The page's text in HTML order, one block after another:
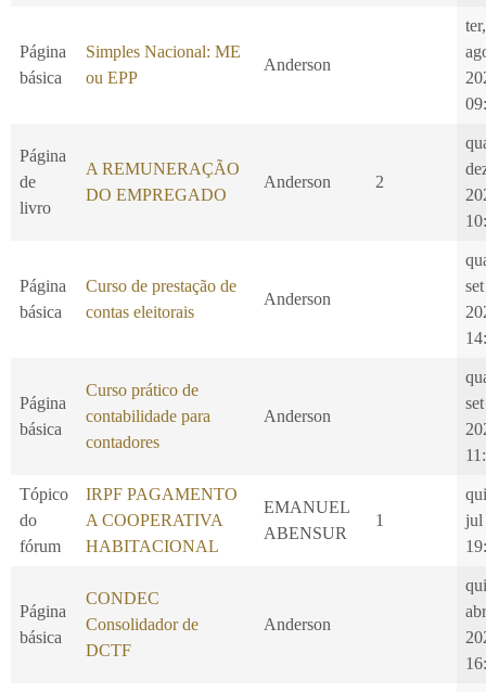
Página
básica
Simples Nacional: ME
ou EPP
Anderson
Página
de
livro
A REMUNERAÇÃO
DO EMPREGADO
Anderson 2
Página
básica
Curso de prestação de
contas eleitorais
Anderson
set
Página
básica
Curso prático de
contabilidade para
contadores
Anderson
set
Tópico
do
fórum
IRPF PAGAMENTO
A COOPERATIVA
HABITACIONAL
EMANUEL
ABENSUR
1
jul
Página
básica
CONDEC
Consolidador de
DCTF
Anderson
abr